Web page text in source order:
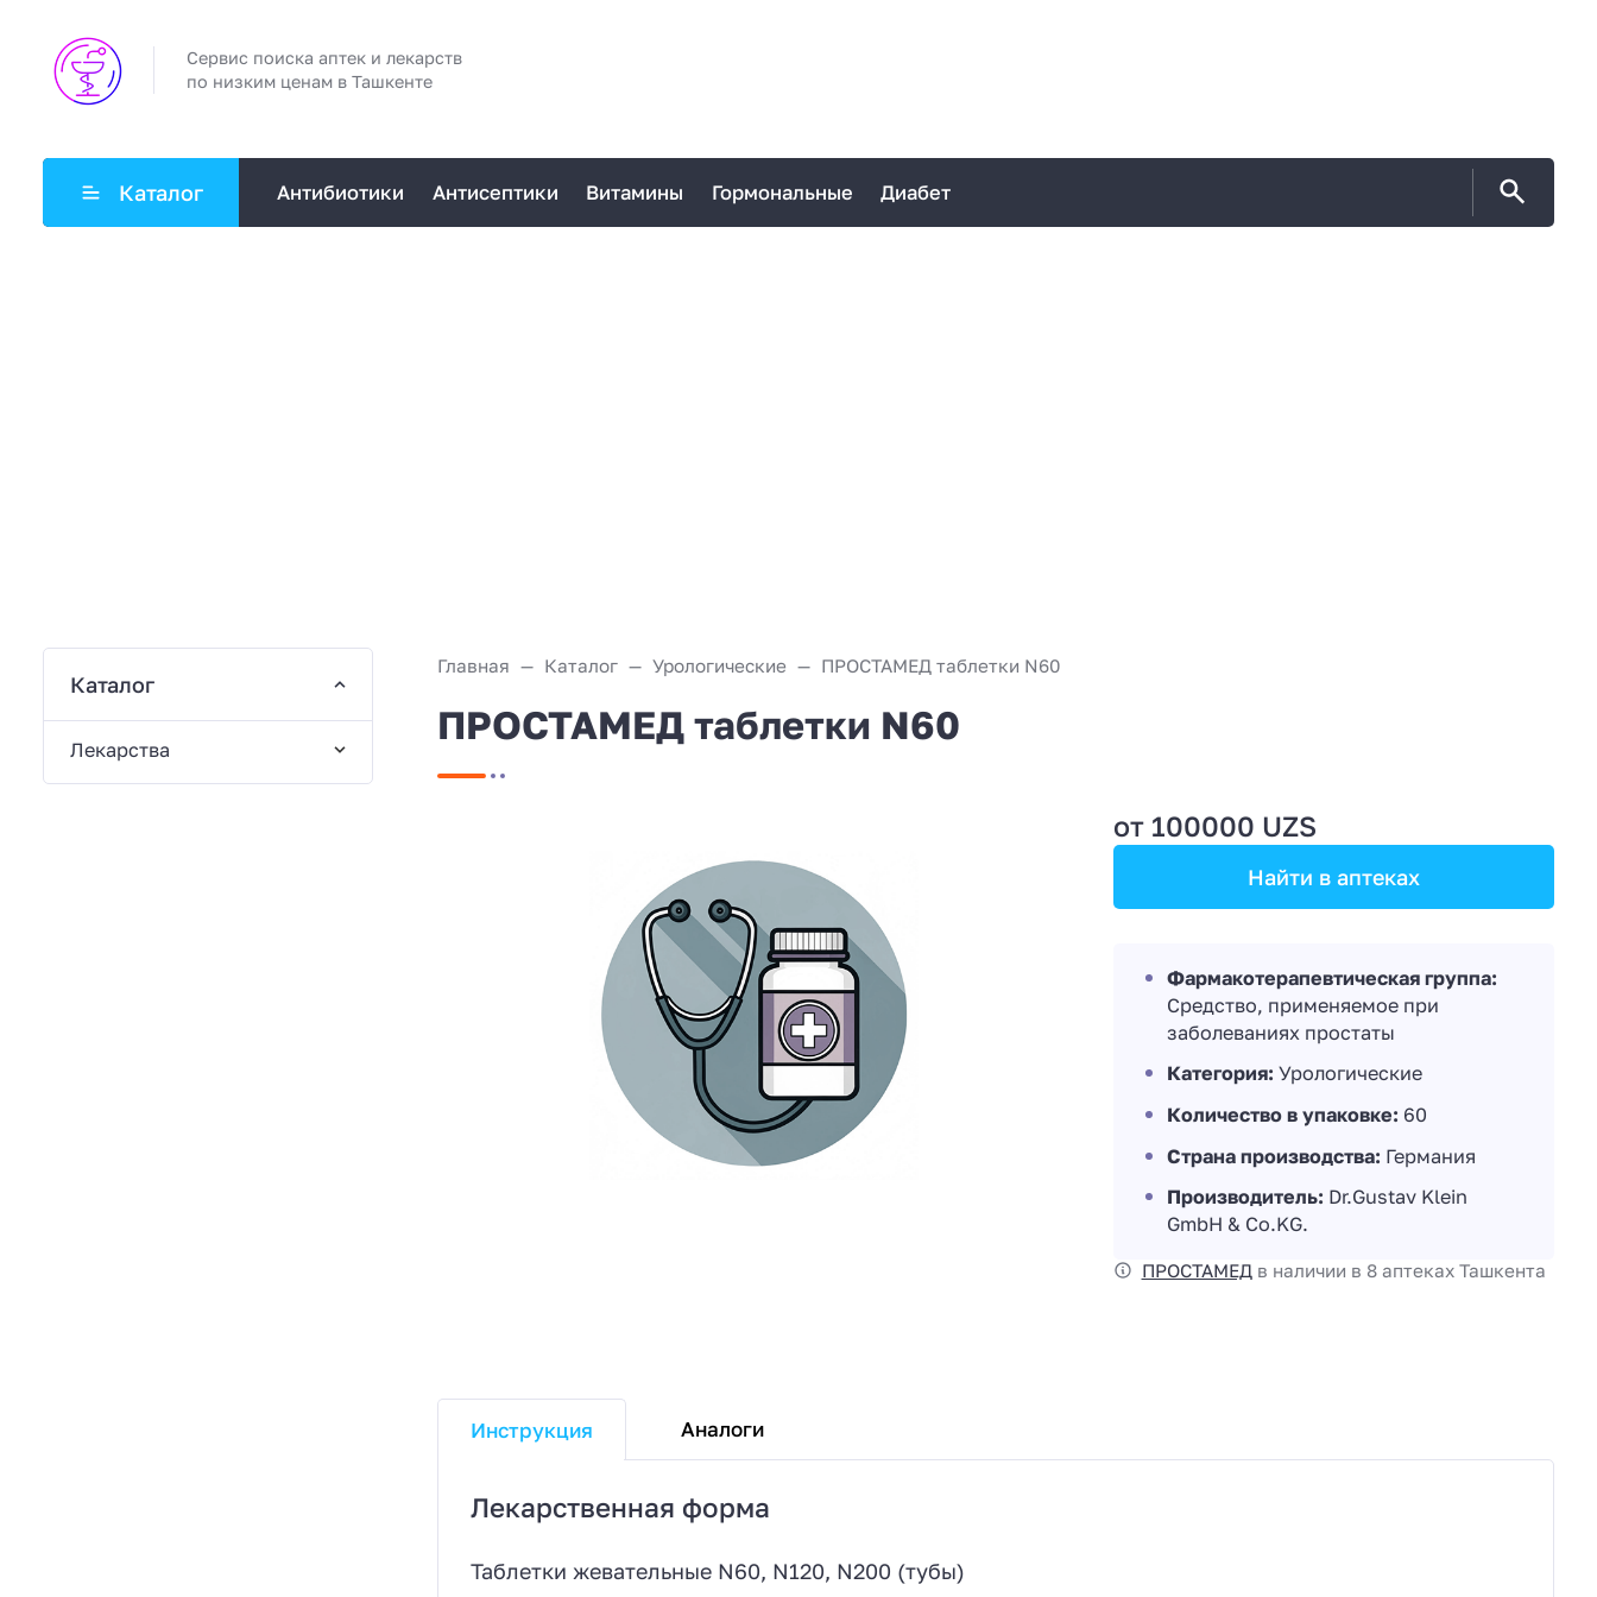
Сервис поиска аптек и лекарств
по низким ценам в Ташкенте
Каталог Антибиотики Антисептики Витамины Гормональные Диабет
Главная Каталог Урологические ПРОСТАМЕД таблетки N60
ПРОСТАМЕД таблетки N60
от 100000 UZS
Найти в аптеках
Фармакотерапевтическая группа:
Средство, применяемое при
заболеваниях простаты
Категория: Урологические
Количество в упаковке: 60
Страна производства: Германия
Производитель: Dr.Gustav Klein
GmbH & Co.KG.
ПРОСТАМЕДв наличии в 8 аптеках Ташкента
Инструкция Аналоги
Лекарственная форма
Таблетки жевательные N60, N120, N200 (тубы)
Каталог
Лекарства